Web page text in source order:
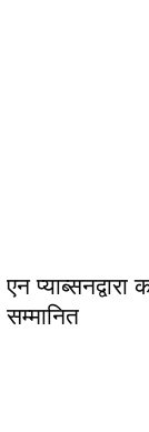
एन प्याब्सनद्वारा
सम्मानित